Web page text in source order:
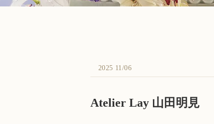
2025 11/06
Atelier Lay 山田明見